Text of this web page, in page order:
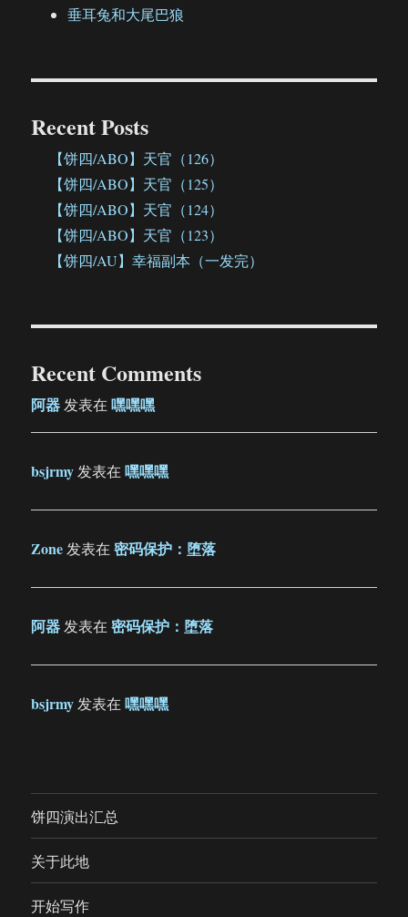
垂耳兔和大尾巴狼
Recent Posts
【饼四/ABO】天官（126）
【饼四/ABO】天官（125）
【饼四/ABO】天官（124）
【饼四/ABO】天官（123）
【饼四/AU】幸福副本（一发完）
Recent Comments
阿器发表在嘿嘿嘿
bsjrmy发表在嘿嘿嘿
Zone发表在密码保护：堕落
阿器发表在密码保护：堕落
bsjrmy发表在嘿嘿嘿
饼四演出汇总
关于此地
开始写作